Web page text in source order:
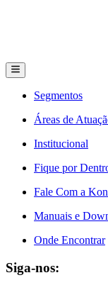
Segmentos
Áreas de
Institucional
Fique por
Fale Com a
Manuais e
Onde Encontrar
Siga-nos: